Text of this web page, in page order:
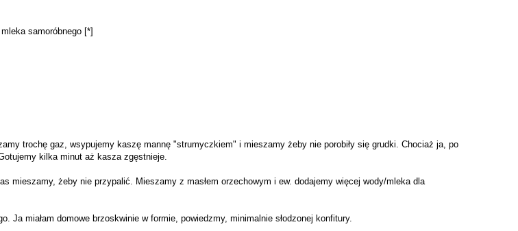
samoróbnego [*]
trochę gaz, wsypujemy kaszę mannę "strumyczkiem" i mieszamy żeby nie porobiły się grudki. Chociaż ja, po
kilka minut aż kasza zgęstnieje.
mieszamy, żeby nie przypalić. Mieszamy z masłem orzechowym i ew. dodajemy więcej wody/mleka dla
Ja miałam domowe brzoskwinie w formie, powiedzmy, minimalnie słodzonej konfitury.